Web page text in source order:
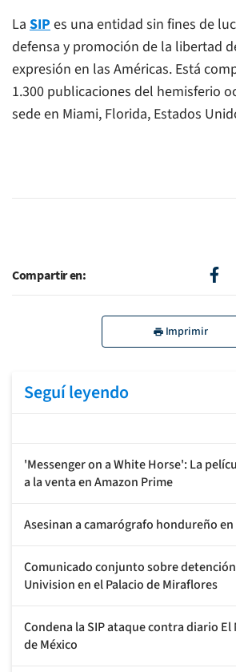
La SIP es una entidad sin fines de
defensa y promoción de la libertad
expresión en las Américas. Está
1.300 publicaciones del hemisferio
sede en Miami, Florida, Estados
Compartir en:
Imprimir
Seguí leyendo
'Messenger on a White Horse': La
a la venta en Amazon Prime
Asesinan a camarógrafo hondureño en
Comunicado conjunto sobre
Univision en el Palacio de Miraflores
Condena la SIP ataque contra diario
de México